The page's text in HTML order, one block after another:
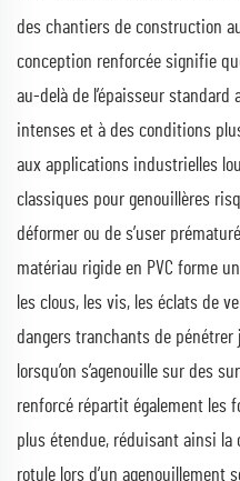
des chantiers de construction
conception renforcée signifie
au-delà de l’épaisseur
intenses et à des conditions
aux applications industrielles
classiques pour genouillères
déformer ou de s’user
matériau rigide en PVC forme
les clous, les vis, les éclats de
dangers tranchants de pénétrer
lorsqu’on s’agenouille sur des
renforcé répartit également les
plus étendue, réduisant ainsi
rotule lors d’un agenouillement